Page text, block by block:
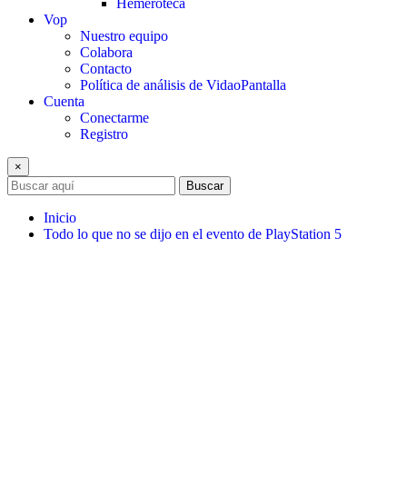
Hemeroteca
Vop
Nuestro equipo
Colabora
Contacto
Política de análisis de VidaoPantalla
Cuenta
Conectarme
Registro
×
Buscar
Inicio
Todo lo que no se dijo en el evento de PlayStation 5